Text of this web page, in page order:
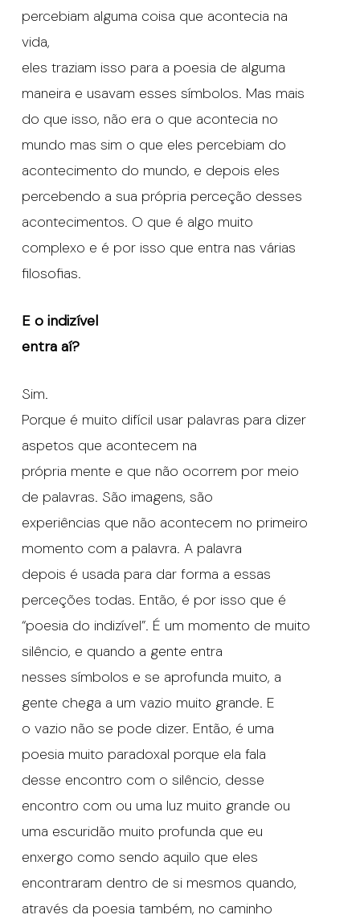
percebiam alguma coisa que acontecia na
vida,
eles traziam isso para a poesia de alguma
maneira e usavam esses símbolos. Mas mais
do que isso, não era o que acontecia no
mundo mas sim o que eles percebiam do
acontecimento do mundo, e depois eles
percebendo a sua própria perceção desses
acontecimentos. O que é algo muito
complexo e é por isso que entra nas várias
filosofias.
E o indizível
entra aí?
Sim.
Porque é muito difícil usar palavras para dizer
aspetos que acontecem na
própria mente e que não ocorrem por meio
de palavras. São imagens, são
experiências que não acontecem no primeiro
momento com a palavra. A palavra
depois é usada para dar forma a essas
perceções todas. Então, é por isso que é
“poesia do indizível”. É um momento de muito
silêncio, e quando a gente entra
nesses símbolos e se aprofunda muito, a
gente chega a um vazio muito grande. E
o vazio não se pode dizer. Então, é uma
poesia muito paradoxal porque ela fala
desse encontro com o silêncio, desse
encontro com ou uma luz muito grande ou
uma escuridão muito profunda que eu
enxergo como sendo aquilo que eles
encontraram dentro de si mesmos quando,
através da poesia também, no caminho